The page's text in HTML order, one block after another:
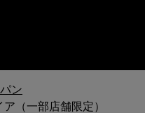
ン
（一部店舗限定）